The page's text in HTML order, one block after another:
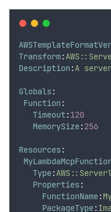
Transform:
Description :A
Globals:
Function :
Timeout:120
MemorySize:256
Resources:
MyLambdaMcpFunction
Type:
Properties:
FunctionName:
PackageType: